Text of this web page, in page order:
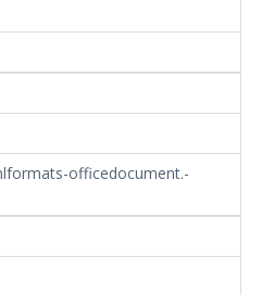
officedocument.-